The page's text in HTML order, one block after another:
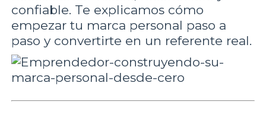
confiable. Te explicamos cómo
empezar tu marca personal paso a
paso y convertirte en un referente real.